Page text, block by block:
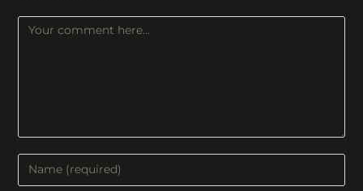
Comment
Enter
your